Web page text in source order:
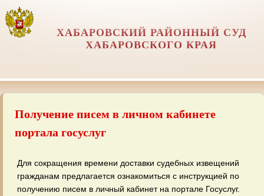
ХАБАРОВСКИЙ РАЙОННЫЙ СУД
ХАБАРОВСКОГО КРАЯ
Получение писем в личном кабинете
портала госуслуг
Для сокращения времени доставки судебных извещений
гражданам предлагается ознакомиться с инструкцией по
получению писем в личный кабинет на портале Госуслуг.